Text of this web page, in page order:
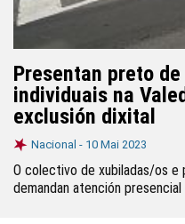
Presentan preto
individuais na
exclusión dixital
Nacional - 10 Mai 2023
O colectivo de xubiladas/os e
demandan atención presencial